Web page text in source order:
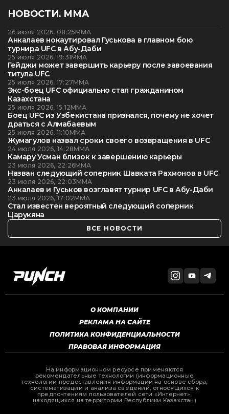
НОВОСТИ. ММА
26 июля 2026, 08:25ММА
Анкалаев нокаутировал Гуськова в главном бою
турнира UFC в Абу-Даби
25 июля 2026, 19:31ММА
Гейджи может завершить карьеру после завоевания
титула UFC
25 июля 2026, 17:27ММА
Экс-боец UFC официально стал гражданином
Казахстана
25 июля 2026, 15:12ММА
Боец UFC из Узбекистана признался, почему не хочет
драться с Алмабаевым
25 июля 2026, 11:10ММА
Жумагулов назвал сроки своего возвращения в UFC
24 июля 2026, 14:28ММА
Камару Усман близок к завершению карьеры
23 июля 2026, 22:26ММА
Назван следующий соперник Шавката Рахмонов в UFC
23 июля 2026, 22:03ММА
Анкалаев и Гуськов возглавят турнир UFC в Абу-Даби
23 июля 2026, 17:02ММА
Стал известен вероятный следующий соперник
Царукяна
ВСЕ НОВОСТИ
О КОМПАНИИ
РЕКЛАМА НА САЙТЕ
ПОЛИТИКА КОНФИДЕНЦИАЛЬНОСТИ
ПРАВОВАЯ ИНФОРМАЦИЯ
На информационном ресурсе применяются
рекомендательные технологии (информационные
технологии предоставления информации на основе сбора,
систематизации и анализа сведений, относящихся к
предпочтениям пользователей сети «Интернет»,
находящихся на территории Республики Казахстан)